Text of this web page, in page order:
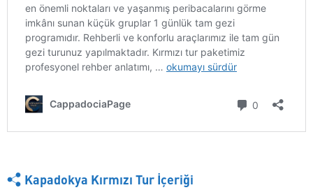
Kapadokya Kırmızı Tur İçeriği